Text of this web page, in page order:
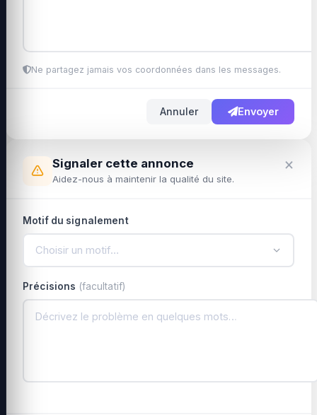
Ne partagez jamais vos coordonnées dans les messages.
Annuler Envoyer
Signaler cette annonce
Aidez-nous à maintenir la qualité du site.
×
Motif du signalement
Choisir un motif…
Précisions (facultatif)